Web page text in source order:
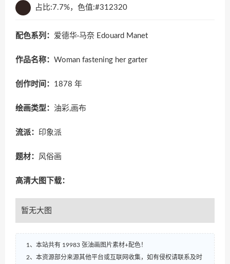
占比:7.7%，色值:#312320
配色系列： 爱德华·马奈 Edouard Manet
作品名称： Woman fastening her garter
创作时间： 1878 年
绘画类型： 油彩,画布
流派： 印象派
题材： 风俗画
高清大图下载：
暂无大图
1、本站共有 19983 张油画图片素材+配色！
2、本资源部分来源其他平台或互联网收集，如有侵权请联系及时